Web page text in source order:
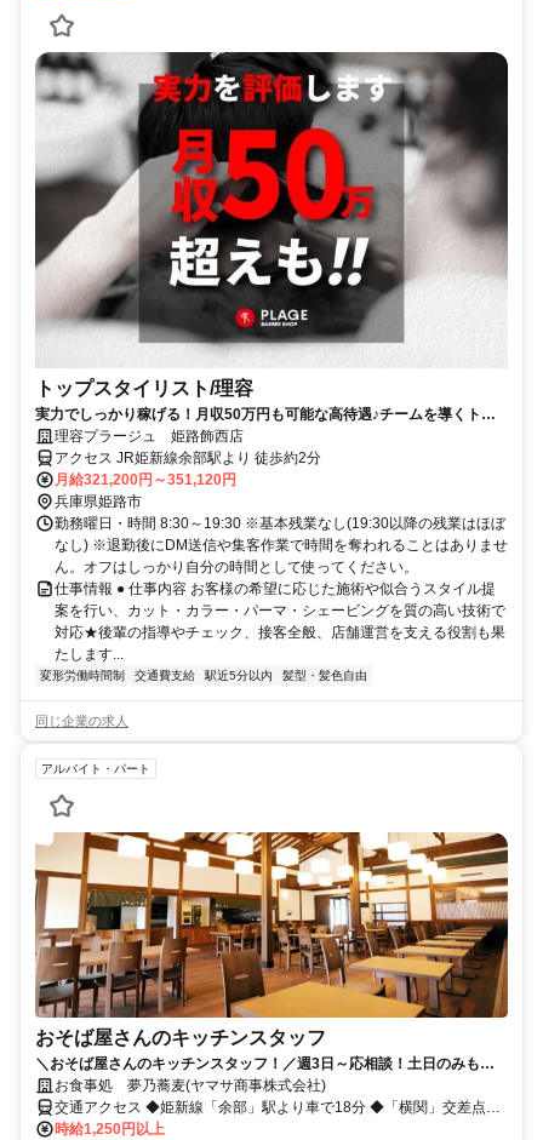
トップスタイリスト/理容
実力でしっかり稼げる！月収50万円も可能な高待遇♪チームを導くトッ
プスタイリスト！
理容プラージュ 姫路飾西店
アクセス JR姫新線余部駅より 徒歩約2分
月給321,200円～351,120円
兵庫県姫路市
勤務曜日・時間 8:30～19:30 ※基本残業なし(19:30以降の残業はほぼ
なし) ※退勤後にDM送信や集客作業で時間を奪われることはありませ
ん。オフはしっかり自分の時間として使ってください。
仕事情報 ● 仕事内容 お客様の希望に応じた施術や似合うスタイル提
案を行い、カット・カラー・パーマ・シェービングを質の高い技術で
対応★後輩の指導やチェック、接客全般、店舗運営を支える役割も果
たします...
変形労働時間制 交通費支給 駅近5分以内 髪型・髪色自由
同じ企業の求人
アルバイト・パート
おそば屋さんのキッチンスタッフ
＼おそば屋さんのキッチンスタッフ！／週3日～応相談！土日のみも
可！未経験スタートOK！
お食事処 夢乃蕎麦(ヤマサ商事株式会社)
交通アクセス ◆姫新線「余部」駅より車で18分 ◆「横関」交差点よ
り北へ車で10分
時給1,250円以上